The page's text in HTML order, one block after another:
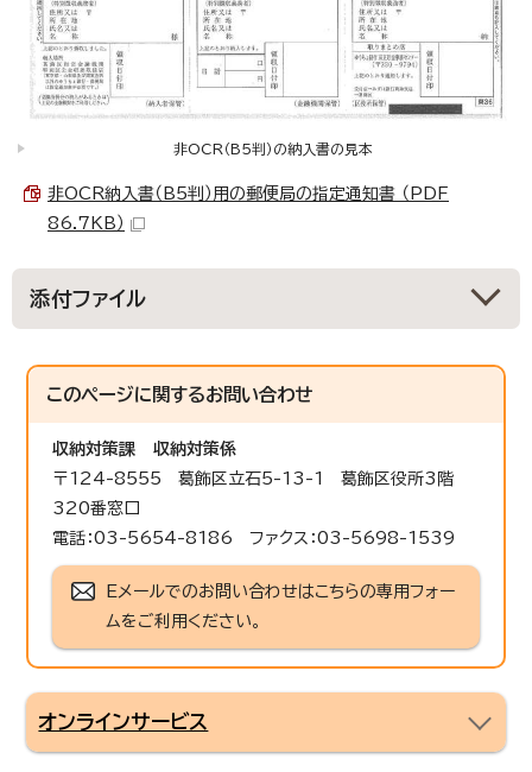
非OCR（B5判）の納入書の見本
非OCR納入書（B5判）用の郵便局の指定通知書 （PDF
86.7KB）
添付ファイル
このページに関するお問い合わせ
収納対策課
収納対策係
〒124-8555 葛飾区立石5-13-1 葛飾区役所3階
320番窓口
電話：03-5654-8186 ファクス：03-5698-1539
Eメールでのお問い合わせはこちらの専用フォー
ムをご利用ください。
オンラインサービス